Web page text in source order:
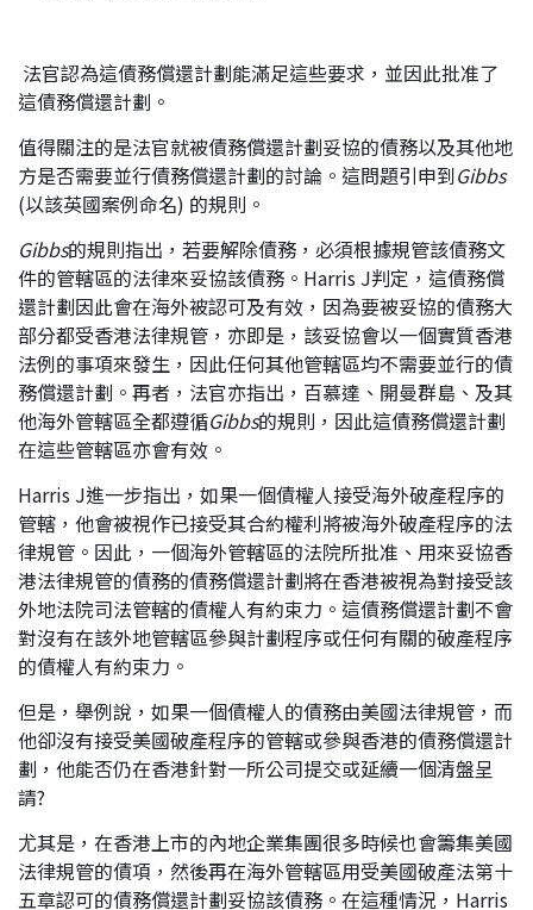
法官認為這債務償還計劃能滿足這些要求，並因此批准了
這債務償還計劃。
值得關注的是法官就被債務償還計劃妥協的債務以及其他地
方是否需要並行債務償還計劃的討論。這問題引申到Gibbs
(以該英國案例命名) 的規則。
Gibbs的規則指出，若要解除債務，必須根據規管該債務文
件的管轄區的法律來妥協該債務。Harris J判定，這債務償
還計劃因此會在海外被認可及有效，因為要被妥協的債務大
部分都受香港法律規管，亦即是，該妥協會以一個實質香港
法例的事項來發生，因此任何其他管轄區均不需要並行的債
務償還計劃。再者，法官亦指出，百慕達、開曼群島、及其
他海外管轄區全都遵循Gibbs的規則，因此這債務償還計劃
在這些管轄區亦會有效。
Harris J進一步指出，如果一個債權人接受海外破產程序的
管轄，他會被視作已接受其合約權利將被海外破產程序的法
律規管。因此，一個海外管轄區的法院所批准、用來妥協香
港法律規管的債務的債務償還計劃將在香港被視為對接受該
外地法院司法管轄的債權人有約束力。這債務償還計劃不會
對沒有在該外地管轄區參與計劃程序或任何有關的破產程序
的債權人有約束力。
但是，舉例說，如果一個債權人的債務由美國法律規管，而
他卻沒有接受美國破產程序的管轄或參與香港的債務償還計
劃，他能否仍在香港針對一所公司提交或延續一個清盤呈
請?
尤其是，在香港上市的內地企業集團很多時候也會籌集美國
法律規管的債項，然後再在海外管轄區用受美國破產法第十
五章認可的債務償還計劃妥協該債務。在這種情況，Harris